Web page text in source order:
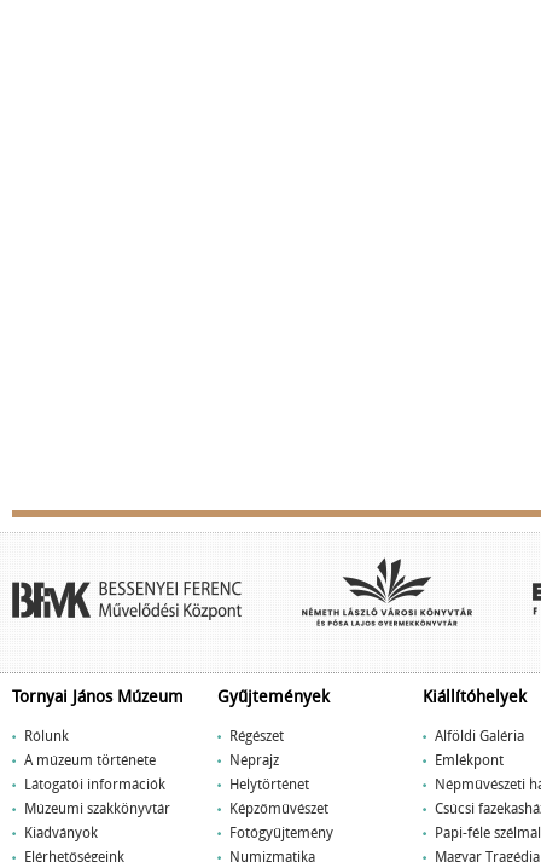
Tornyai János Múzeum
Rólunk
A múzeum története
Látogatói információk
Múzeumi szakkönyvtár
Kiadványok
Elérhetőségeink
Gyűjtemények
Régészet
Néprajz
Helytörténet
Képzőművészet
Fotógyűjtemény
Numizmatika
Kiállítóhelyek
Alföldi Galéria
Emlékpont
Népművészeti
Csúcsi
Papi-féle
Magyar